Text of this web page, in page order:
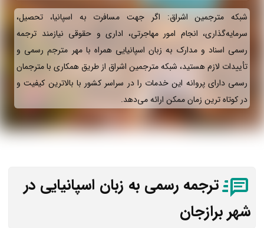
شبکه مترجمین اشراق: اگر جهت مسافرت به اسپانیا، تحصیل،
سرمایه‌گذاری، انجام امور مهاجرتی، اداری و حقوقی نیازمند ترجمه
رسمی اسناد و مدارک به زبان اسپانیایی همراه با مهر مترجم رسمی و
تأییدات لازم هستید، شبکه مترجمین اشراق از طریق همکاری با مترجمان
رسمی دارای پروانه این خدمات را در سراسر کشور با بالاترین کیفیت و
در کوتاه ترین زمان ممکن ارائه می‌دهد.
ترجمه رسمی به زبان اسپانیایی در
شهر برازجان